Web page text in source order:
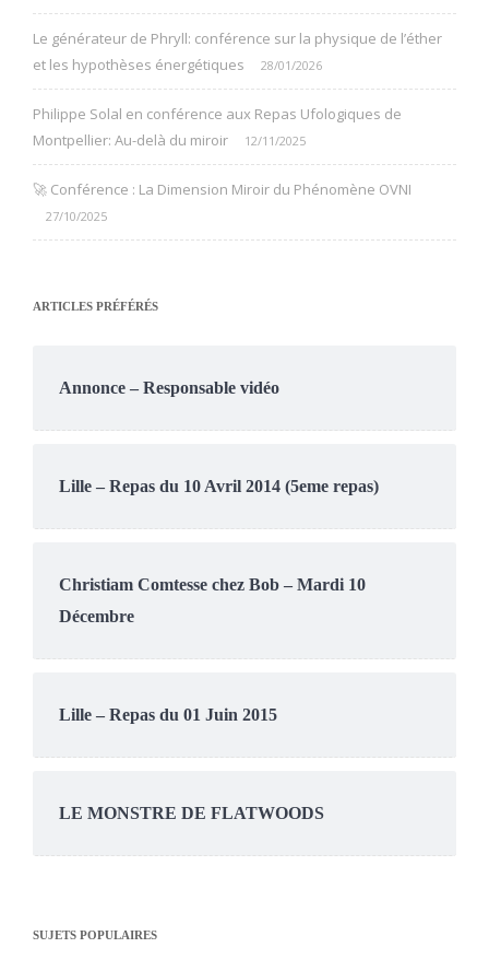
Le générateur de Phryll: conférence sur la physique de l’éther
et les hypothèses énergétiques
28/01/2026
Philippe Solal en conférence aux Repas Ufologiques de
Montpellier: Au-delà du miroir
12/11/2025
🚀 Conférence : La Dimension Miroir du Phénomène OVNI
27/10/2025
ARTICLES PRÉFÉRÉS
Annonce – Responsable vidéo
Lille – Repas du 10 Avril 2014 (5eme repas)
Christiam Comtesse chez Bob – Mardi 10
Décembre
Lille – Repas du 01 Juin 2015
LE MONSTRE DE FLATWOODS
SUJETS POPULAIRES